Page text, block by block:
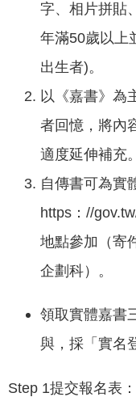
水
站
English
資
字、相片拼貼
年滿50歲以上
出生者)。
以《嘉書》為
者回憶，將內
適度延伸補充。
自傳書可為實
https：//
地點參加（寄
企劃科）。
領取實體嘉書
與，採「實名
Step 1提交報名表